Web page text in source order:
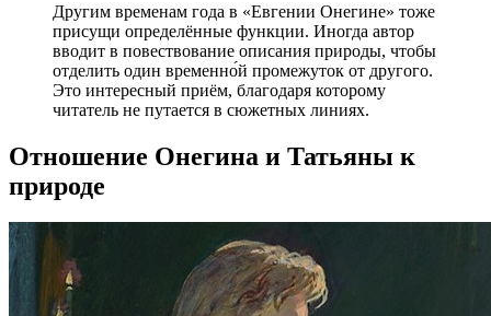
Другим временам года в «Евгении Онегине» тоже
присущи определённые функции. Иногда автор
вводит в повествование описания природы, чтобы
отделить один временно́й промежуток от другого.
Это интересный приём, благодаря которому
читатель не путается в сюжетных линиях.
Отношение Онегина и Татьяны к
природе